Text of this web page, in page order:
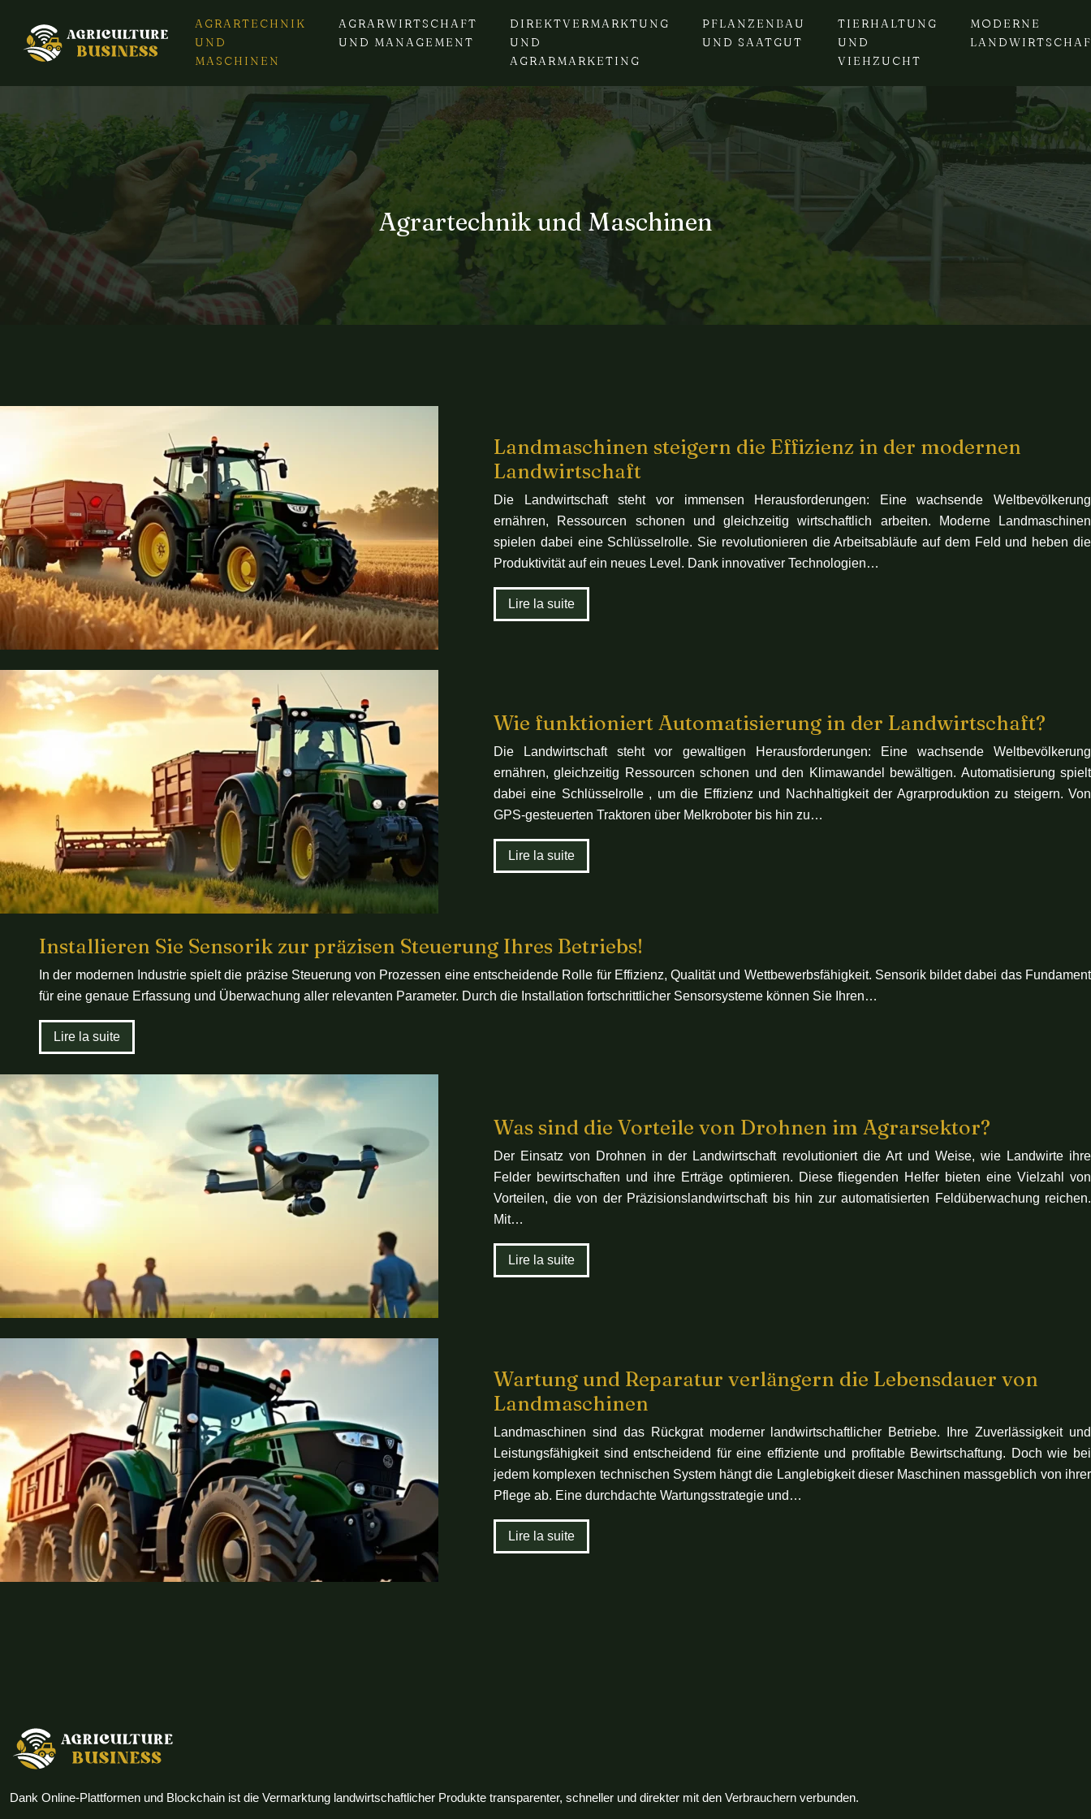
AGRARTECHNIK
UND
MASCHINEN
AGRARWIRTSCHAFT
UND MANAGEMENT
DIREKTVERMARKTUNG
UND
AGRARMARKETING
PFLANZENBAU
UND SAATGUT
TIERHALTUNG
UND
VIEHZUCHT
MODERNE
Agrartechnik und Maschinen
Landmaschinen steigern die Effizienz in der modernen
Landwirtschaft
Die Landwirtschaft steht vor immensen Herausforderungen: Eine wachsende Weltbevölkerung
ernähren, Ressourcen schonen und gleichzeitig wirtschaftlich arbeiten. Moderne Landmaschinen
spielen dabei eine Schlüsselrolle. Sie revolutionieren die Arbeitsabläufe auf dem Feld und heben die
Produktivität auf ein neues Level. Dank innovativer Technologien…
Lire la suite
Wie funktioniert Automatisierung in der Landwirtschaft?
Die Landwirtschaft steht vor gewaltigen Herausforderungen: Eine wachsende Weltbevölkerung
ernähren, gleichzeitig Ressourcen schonen und den Klimawandel bewältigen. Automatisierung spielt
dabei eine Schlüsselrolle , um die Effizienz und Nachhaltigkeit der Agrarproduktion zu steigern. Von
GPS-gesteuerten Traktoren über Melkroboter bis hin zu…
Lire la suite
Installieren Sie Sensorik zur präzisen Steuerung Ihres Betriebs!
In der modernen Industrie spielt die präzise Steuerung von Prozessen eine entscheidende Rolle für Effizienz, Qualität und Wettbewerbsfähigkeit. Sensorik bildet dabei das Fundament
für eine genaue Erfassung und Überwachung aller relevanten Parameter. Durch die Installation fortschrittlicher Sensorsysteme können Sie Ihren…
Lire la suite
Was sind die Vorteile von Drohnen im Agrarsektor?
Der Einsatz von Drohnen in der Landwirtschaft revolutioniert die Art und Weise, wie Landwirte ihre
Felder bewirtschaften und ihre Erträge optimieren. Diese fliegenden Helfer bieten eine Vielzahl von
Vorteilen, die von der Präzisionslandwirtschaft bis hin zur automatisierten Feldüberwachung reichen.
Mit…
Lire la suite
Wartung und Reparatur verlängern die Lebensdauer von
Landmaschinen
Landmaschinen sind das Rückgrat moderner landwirtschaftlicher Betriebe. Ihre Zuverlässigkeit und
Leistungsfähigkeit sind entscheidend für eine effiziente und profitable Bewirtschaftung. Doch wie bei
jedem komplexen technischen System hängt die Langlebigkeit dieser Maschinen massgeblich von ihrer
Pflege ab. Eine durchdachte Wartungsstrategie und…
Lire la suite
Dank Online-Plattformen und Blockchain ist die Vermarktung landwirtschaftlicher Produkte transparenter, schneller und direkter mit den Verbrauchern verbunden.